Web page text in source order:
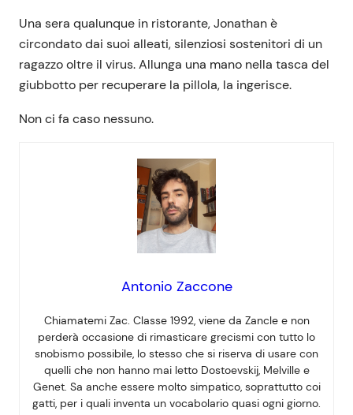
Una sera qualunque in ristorante, Jonathan è
circondato dai suoi alleati, silenziosi sostenitori di un
ragazzo oltre il virus. Allunga una mano nella tasca del
giubbotto per recuperare la pillola, la ingerisce.
Non ci fa caso nessuno.
Antonio Zaccone
Chiamatemi Zac. Classe 1992, viene da Zancle e non
perderà occasione di rimasticare grecismi con tutto lo
snobismo possibile, lo stesso che si riserva di usare con
quelli che non hanno mai letto Dostoevskij, Melville e
Genet. Sa anche essere molto simpatico, soprattutto coi
gatti, per i quali inventa un vocabolario quasi ogni giorno.